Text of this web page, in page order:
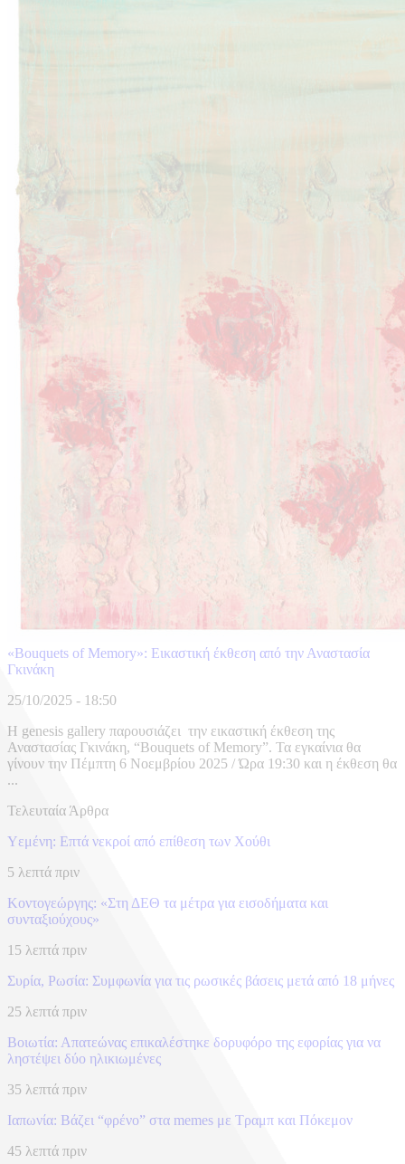
«Bouquets of Memory»: Εικαστική έκθεση από την Αναστασία
Γκινάκη
25/10/2025 - 18:50
Η genesis gallery παρουσιάζει την εικαστική έκθεση της
Αναστασίας Γκινάκη, “Bouquets of Memory”. Τα εγκαίνια θα
γίνουν την Πέμπτη 6 Νοεμβρίου 2025 / Ώρα 19:30 και η έκθεση θα
...
Τελευταία Άρθρα
Υεμένη: Επτά νεκροί από επίθεση των Χούθι
5 λεπτά πριν
Κοντογεώργης: «Στη ΔΕΘ τα μέτρα για εισοδήματα και
συνταξιούχους»
15 λεπτά πριν
Συρία, Ρωσία: Συμφωνία για τις ρωσικές βάσεις μετά από 18 μήνες
25 λεπτά πριν
Βοιωτία: Απατεώνας επικαλέστηκε δορυφόρο της εφορίας για να
ληστέψει δύο ηλικιωμένες
35 λεπτά πριν
Ιαπωνία: Βάζει “φρένο” στα memes με Τραμπ και Πόκεμον
45 λεπτά πριν